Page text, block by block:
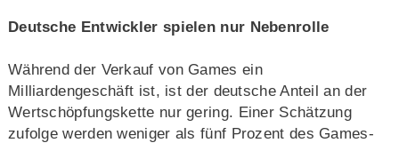
Deutsche Entwickler spielen nur Nebenrolle
Während der Verkauf von Games ein
Milliardengeschäft ist, ist der deutsche Anteil an der
Wertschöpfungskette nur gering. Einer Schätzung
zufolge werden weniger als fünf Prozent des Games-